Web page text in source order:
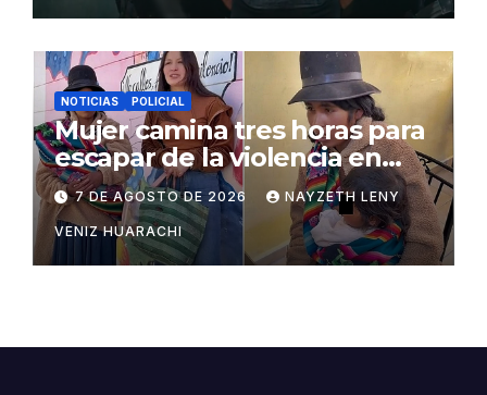
NOTICIAS POLICIAL
Mujer camina tres horas para
escapar de la violencia en
Potosí
7 DE AGOSTO DE 2026 NAYZETH LENY
VENIZ HUARACHI